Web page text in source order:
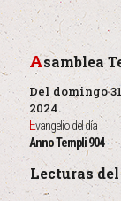
Asamblea
Del domingo
2024.
Evangelio del día
Anno Templi 904
Lecturas